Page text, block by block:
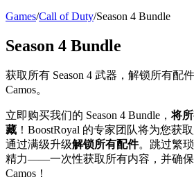
Games/Call of Duty/Season 4 Bundle
Season 4 Bundle
获取所有 Season 4 武器，解锁所有配
Camos。
立即购买我们的 Season 4 Bundle，将
藏 ！BoostRoyal 的专家团队将为您获
通过满级升级解锁所有配件。跳过繁
精力——一次性获取所有内容，并确保
Camos！